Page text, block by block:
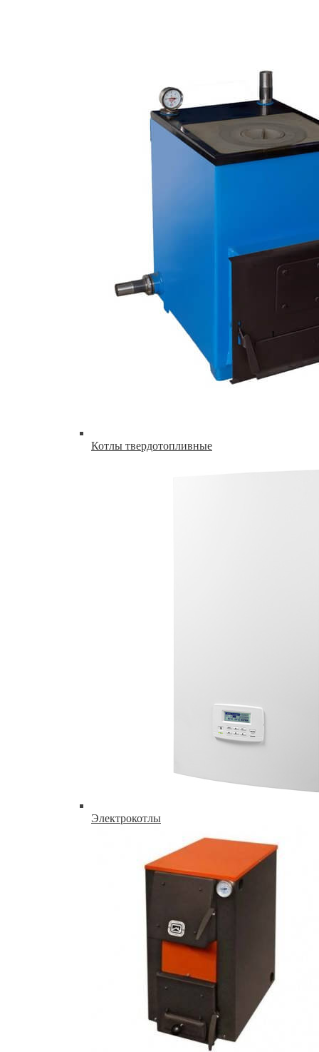
Котлы твердотопливные
Электрокотлы